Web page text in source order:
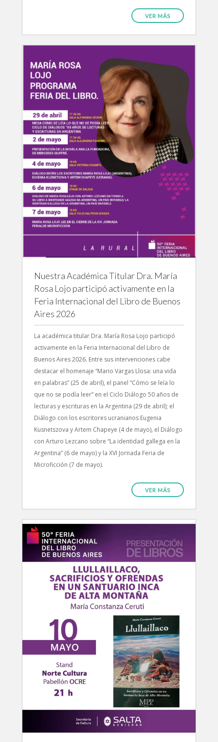
VER MÁS
Nuestra Académica Titular Dra. María
Rosa Lojo participó activamente en la
Feria Internacional del Libro de Buenos
Aires 2026
La académica titular Dra. María Rosa Lojo participó
activamente en la Feria Internacional del Libro de
Buenos Aires 2026. Entre sus intervenciones cabe
destacar el homenaje “Mario Vargas Llosa: una vida
en palabras” (25 de abril), el panel “Cómo se leía lo
que no se podía leer” en el Ciclo Diálogo 50 años de
lecturas y escrituras en la Argentina (29 de abril); el
Diálogo con los escritores ucranianos Eugenia
Kusnetszova y Artem Chapeye (4 de mayo), el Diálogo
con Arturo Lezcano sobre “La identidad gallega en la
Argentina” (6 de mayo) y la XVI Jornada Feria de
Microficción (7 de mayo).
VER MÁS